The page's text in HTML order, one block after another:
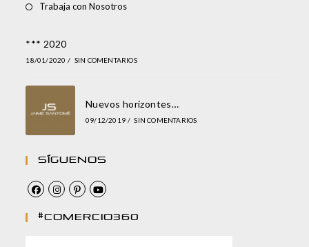
Trabaja con Nosotros
*** 2020
18/01/2020 / SIN COMENTARIOS
Nuevos horizontes…
09/12/2019 / SIN COMENTARIOS
Síguenos
#comercio360